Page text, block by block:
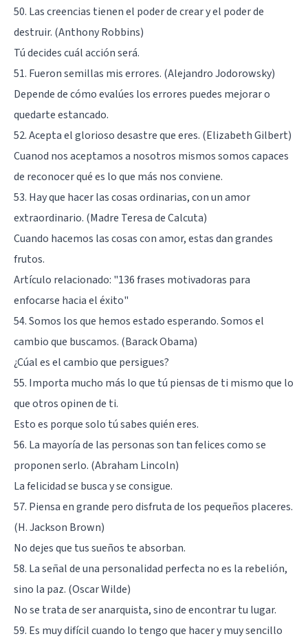
50. Las creencias tienen el poder de crear y el poder de
destruir. (Anthony Robbins)
Tú decides cuál acción será.
51. Fueron semillas mis errores. (Alejandro Jodorowsky)
Depende de cómo evalúes los errores puedes mejorar o
quedarte estancado.
52. Acepta el glorioso desastre que eres. (Elizabeth Gilbert)
Cuanod nos aceptamos a nosotros mismos somos capaces
de reconocer qué es lo que más nos conviene.
53. Hay que hacer las cosas ordinarias, con un amor
extraordinario. (Madre Teresa de Calcuta)
Cuando hacemos las cosas con amor, estas dan grandes
frutos.
Artículo relacionado: "136 frases motivadoras para
enfocarse hacia el éxito"
54. Somos los que hemos estado esperando. Somos el
cambio que buscamos. (Barack Obama)
¿Cúal es el cambio que persigues?
55. Importa mucho más lo que tú piensas de ti mismo que lo
que otros opinen de ti.
Esto es porque solo tú sabes quién eres.
56. La mayoría de las personas son tan felices como se
proponen serlo. (Abraham Lincoln)
La felicidad se busca y se consigue.
57. Piensa en grande pero disfruta de los pequeños placeres.
(H. Jackson Brown)
No dejes que tus sueños te absorban.
58. La señal de una personalidad perfecta no es la rebelión,
sino la paz. (Oscar Wilde)
No se trata de ser anarquista, sino de encontrar tu lugar.
59. Es muy difícil cuando lo tengo que hacer y muy sencillo